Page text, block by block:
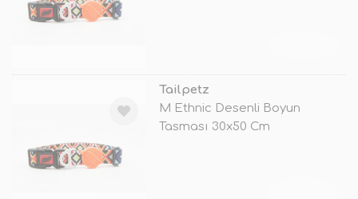
Tailpetz
M Ethnic Desenli Boyun
Tasması 30x50 Cm